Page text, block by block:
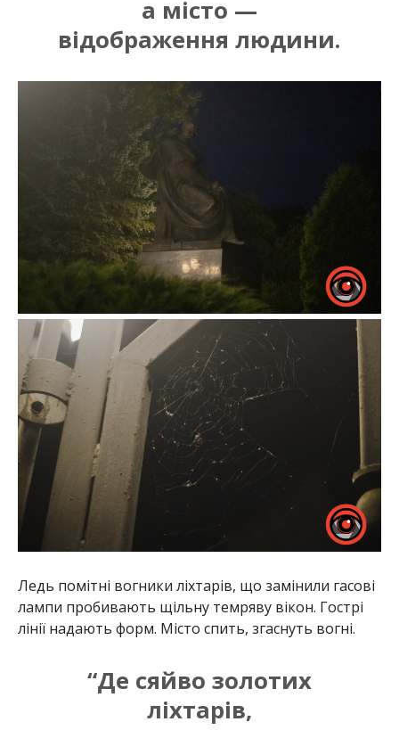
а місто —
відображення людини.
Ледь помітні вогники ліхтарів, що замінили гасові
лампи пробивають щільну темряву вікон. Гострі
лінії надають форм. Місто спить, згаснуть вогні.
“Де сяйво золотих
ліхтарів,